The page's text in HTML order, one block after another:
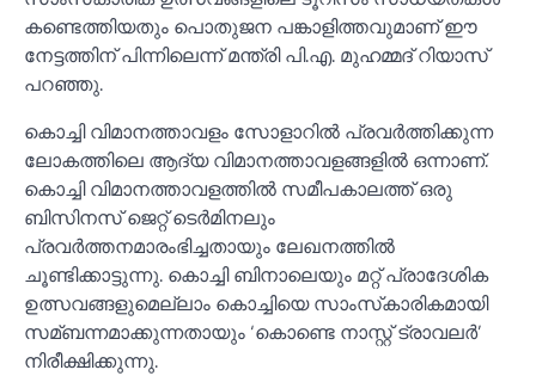
കണ്ടെത്തിയതും പൊതുജന പങ്കാളിത്തവുമാണ് ഈ
നേട്ടത്തിന് പിന്നിലെന്ന് മന്ത്രി പി.എ. മുഹമ്മദ് റിയാസ്
പറഞ്ഞു.
കൊച്ചി വിമാനത്താവളം സോളാറില്‍ പ്രവര്‍ത്തിക്കുന്ന
ലോകത്തിലെ ആദ്യ വിമാനത്താവളങ്ങളില്‍ ഒന്നാണ്.
കൊച്ചി വിമാനത്താവളത്തില്‍ സമീപകാലത്ത് ഒരു
ബിസിനസ് ജെറ്റ് ടെര്‍മിനലും
പ്രവര്‍ത്തനമാരംഭിച്ചതായും ലേഖനത്തില്‍
ചൂണ്ടിക്കാട്ടുന്നു. കൊച്ചി ബിനാലെയും മറ്റ് പ്രാദേശിക
ഉത്സവങ്ങളുമെല്ലാം കൊച്ചിയെ സാംസ്‌കാരികമായി
സമ്ബന്നമാക്കുന്നതായും ‘കൊണ്ടെ നാസ്റ്റ് ട്രാവലര്‍’
നിരീക്ഷിക്കുന്നു.